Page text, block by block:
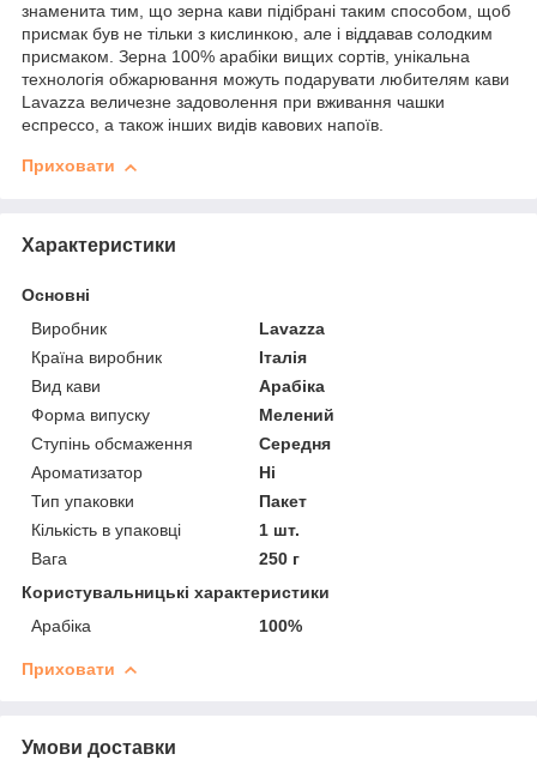
знаменита тим, що зерна кави підібрані таким способом, щоб
присмак був не тільки з кислинкою, але і віддавав солодким
присмаком. Зерна 100% арабіки вищих сортів, унікальна
технологія обжарювання можуть подарувати любителям кави
Lavazza величезне задоволення при вживання чашки
еспрессо, а також інших видів кавових напоїв.
Приховати
Характеристики
Основні
Виробник
Lavazza
Країна виробник
Італія
Вид кави
Арабіка
Форма випуску
Мелений
Ступінь обсмаження
Середня
Ароматизатор
Ні
Тип упаковки
Пакет
Кількість в упаковці
1 шт.
Вага
250 г
Користувальницькі характеристики
Арабіка
100%
Приховати
Умови доставки